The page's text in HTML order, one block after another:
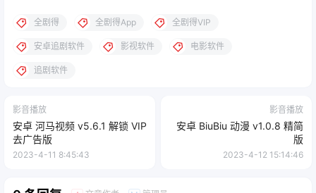
全剧得 全剧得App 全剧得VIP
安卓追剧软件 影视软件 电影软件
追剧软件
影音播放
安卓 河马视频 v5.6.1 解锁 VIP
去广告版
2023-4-11 8:45:43
影音播放
安卓 BiuBiu 动漫 v1.0.8 精简
版
2023-4-12 15:14:46